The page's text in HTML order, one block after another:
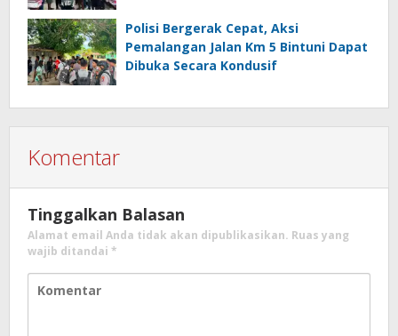
Polisi Bergerak Cepat, Aksi
Pemalangan Jalan Km 5 Bintuni Dapat
Dibuka Secara Kondusif
Komentar
Tinggalkan Balasan
Alamat email Anda tidak akan dipublikasikan. Ruas yang
wajib ditandai *